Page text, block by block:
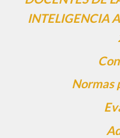
INTELIGENCIA
Normas